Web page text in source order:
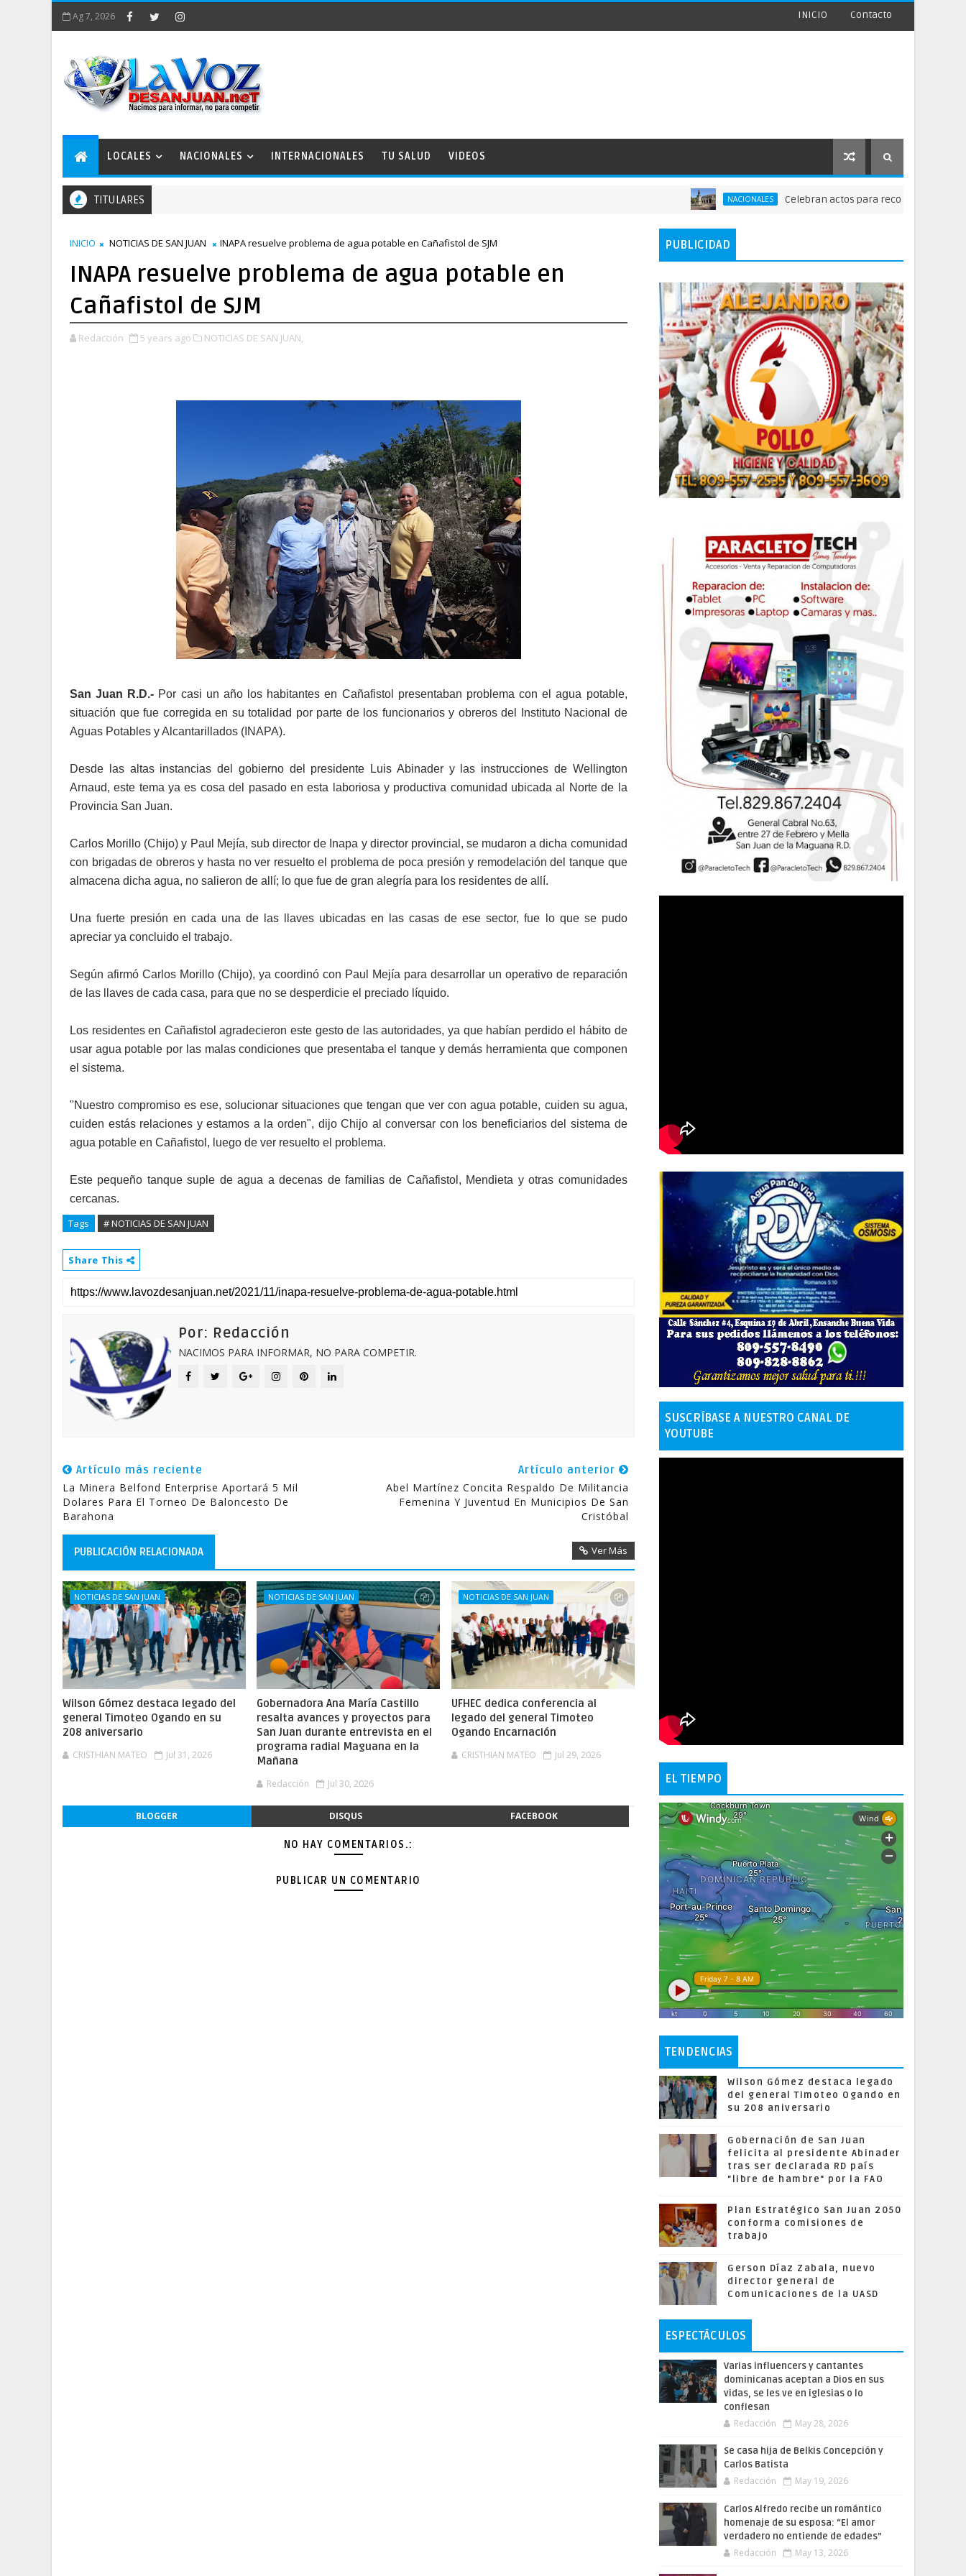
Ag 7, 2026 INICIO Contacto
LOCALES NACIONALES INTERNACIONALES TU SALUD VIDEOS
TITULARES NACIONALES Celebran actos para recordar la fundación de
INICIO NOTICIAS DE SAN JUAN INAPA resuelve problema de agua potable en Cañafistol de SJM
INAPA resuelve problema de agua potable en
Cañafistol de SJM
Redacción 5 years ago NOTICIAS DE SAN JUAN,
San Juan R.D.- Por casi un año los habitantes en Cañafistol presentaban problema con el agua potable,
situación que fue corregida en su totalidad por parte de los funcionarios y obreros del Instituto Nacional de
Aguas Potables y Alcantarillados (INAPA).
Desde las altas instancias del gobierno del presidente Luis Abinader y las instrucciones de Wellington
Arnaud, este tema ya es cosa del pasado en esta laboriosa y productiva comunidad ubicada al Norte de la
Provincia San Juan.
Carlos Morillo (Chijo) y Paul Mejía, sub director de Inapa y director provincial, se mudaron a dicha comunidad
con brigadas de obreros y hasta no ver resuelto el problema de poca presión y remodelación del tanque que
almacena dicha agua, no salieron de allí; lo que fue de gran alegría para los residentes de allí.
Una fuerte presión en cada una de las llaves ubicadas en las casas de ese sector, fue lo que se pudo
apreciar ya concluido el trabajo.
Según afirmó Carlos Morillo (Chijo), ya coordinó con Paul Mejía para desarrollar un operativo de reparación
de las llaves de cada casa, para que no se desperdicie el preciado líquido.
Los residentes en Cañafistol agradecieron este gesto de las autoridades, ya que habían perdido el hábito de
usar agua potable por las malas condiciones que presentaba el tanque y demás herramienta que componen
el sistema.
"Nuestro compromiso es ese, solucionar situaciones que tengan que ver con agua potable, cuiden su agua,
cuiden estás relaciones y estamos a la orden", dijo Chijo al conversar con los beneficiarios del sistema de
agua potable en Cañafistol, luego de ver resuelto el problema.
Este pequeño tanque suple de agua a decenas de familias de Cañafistol, Mendieta y otras comunidades
cercanas.
Tags # NOTICIAS DE SAN JUAN
Share This
Por: Redacción
NACIMOS PARA INFORMAR, NO PARA COMPETIR.
Artículo más reciente
La Minera Belfond Enterprise Aportará 5 Mil
Dolares Para El Torneo De Baloncesto De
Barahona
Artículo anterior
Abel Martínez Concita Respaldo De Militancia
Femenina Y Juventud En Municipios De San
Cristóbal
PUBLICACIÓN RELACIONADA Ver Más
NOTICIAS DE SAN JUAN
Wilson Gómez destaca legado del
general Timoteo Ogando en su
208 aniversario
CRISTHIAN MATEO Jul 31, 2026
NOTICIAS DE SAN JUAN
Gobernadora Ana María Castillo
resalta avances y proyectos para
San Juan durante entrevista en el
programa radial Maguana en la
Mañana
Redacción Jul 30, 2026
NOTICIAS DE SAN JUAN
UFHEC dedica conferencia al
legado del general Timoteo
Ogando Encarnación
CRISTHIAN MATEO Jul 29, 2026
BLOGGER DISQUS FACEBOOK
NO HAY COMENTARIOS.:
PUBLICAR UN COMENTARIO
PUBLICIDAD
SUSCRÍBASE A NUESTRO CANAL DE
YOUTUBE
EL TIEMPO
TENDENCIAS
Wilson Gómez destaca legado
del general Timoteo Ogando en
su 208 aniversario
Gobernación de San Juan
felicita al presidente Abinader
tras ser declarada RD país
"libre de hambre" por la FAO
Plan Estratégico San Juan 2050
conforma comisiones de
trabajo
Gerson Díaz Zabala, nuevo
director general de
Comunicaciones de la UASD
ESPECTÁCULOS
Varias influencers y cantantes
dominicanas aceptan a Dios en sus
vidas, se les ve en iglesias o lo
confiesan
Redacción May 28, 2026
Se casa hija de Belkis Concepción y
Carlos Batista
Redacción May 19, 2026
Carlos Alfredo recibe un romántico
homenaje de su esposa: “El amor
verdadero no entiende de edades”
Redacción May 13, 2026